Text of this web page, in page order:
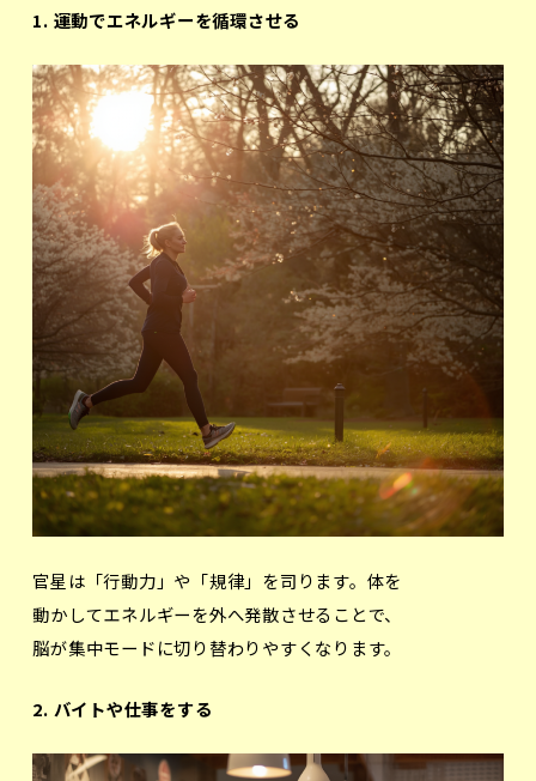
1. 運動でエネルギーを循環させる
官星は「行動力」や「規律」を司ります。体を
動かしてエネルギーを外へ発散させることで、
脳が集中モードに切り替わりやすくなります。
2. バイトや仕事をする